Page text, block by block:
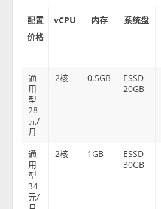
配置
价格
vCPU 内存 系统盘
通
用
型
28
元/
月
2核 0.5GB
ESSD
20GB
通
用
型
34
元/
2核 1GB
ESSD
30GB